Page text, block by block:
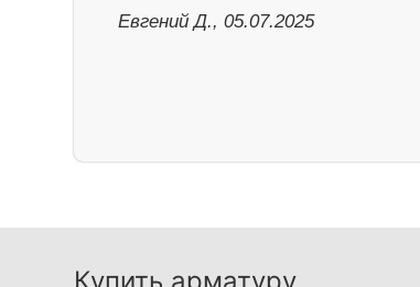
Евгений Д., 05.07.2025
Купить арматуру